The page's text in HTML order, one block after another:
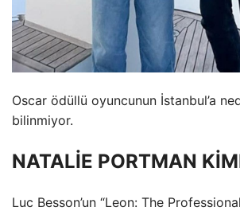
Oscar ödüllü oyuncunun İstanbul’a
bilinmiyor.
NATALİE PORTMAN
Luc Besson’un “Leon: The